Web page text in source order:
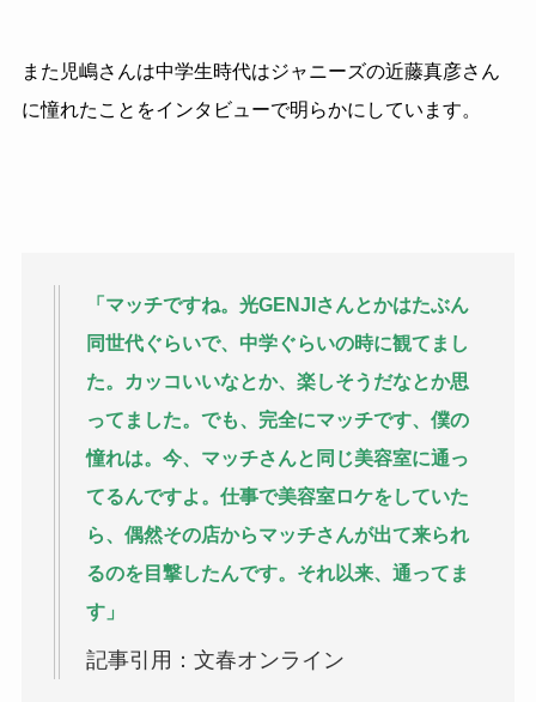
また児嶋さんは中学生時代はジャニーズの近藤真彦さん
に憧れたことをインタビューで明らかにしています。
「マッチですね。光GENJI さんとかはたぶん
同世代ぐらいで、中学ぐらいの時に観てまし
た。カッコいいなとか、楽しそうだなとか思
ってました。でも、完全にマッチです、僕の
憧れは。今、マッチさんと同じ美容室に通っ
てるんですよ。仕事で美容室ロケをしていた
ら、偶然その店からマッチさんが出て来られ
るのを目撃したんです。それ以来、通ってま
す」
記事引用：文春オンライン